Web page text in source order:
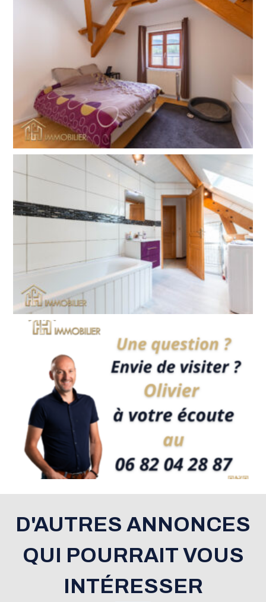
D'AUTRES ANNONCES
QUI POURRAIT VOUS
INTÉRESSER